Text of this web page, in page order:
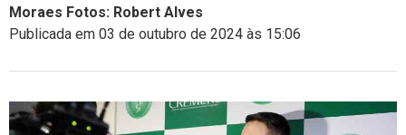
Moraes Fotos: Robert Alves
Publicada em 03 de outubro de 2024 às 15:06